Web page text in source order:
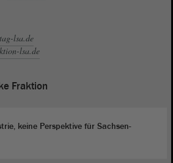
lsa.de
lsa.de
Fraktion
keine Perspektive für Sachsen-